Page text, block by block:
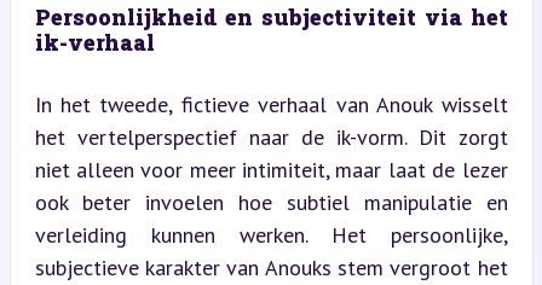
Persoonlijkheid en subjectiviteit via het
ik-verhaal
In het tweede, fictieve verhaal van Anouk wisselt
het vertelperspectief naar de ik-vorm. Dit zorgt
niet alleen voor meer intimiteit, maar laat de lezer
ook beter invoelen hoe subtiel manipulatie en
verleiding kunnen werken. Het persoonlijke,
subjectieve karakter van Anouks stem vergroot het